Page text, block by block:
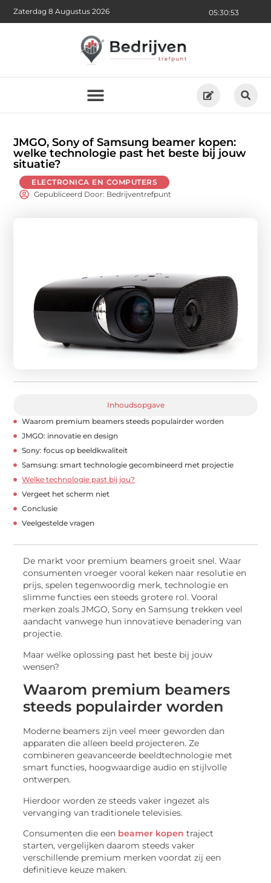
05:30:55
Zaterdag 8 Augustus 2026
JMGO, Sony of Samsung beamer kopen:
welke technologie past het beste bij jouw
situatie?
ELECTRONICA EN COMPUTERS
Gepubliceerd Door: Bedrijventrefpunt
Inhoudsopgave
Waarom premium beamers steeds populairder worden
JMGO: innovatie en design
Sony: focus op beeldkwaliteit
Samsung: smart technologie gecombineerd met projectie
Welke technologie past bij jou?
Vergeet het scherm niet
Conclusie
Veelgestelde vragen
De markt voor premium beamers groeit snel. Waar
consumenten vroeger vooral keken naar resolutie en
prijs, spelen tegenwoordig merk, technologie en
slimme functies een steeds grotere rol. Vooral
merken zoals JMGO, Sony en Samsung trekken veel
aandacht vanwege hun innovatieve benadering van
projectie.
Maar welke oplossing past het beste bij jouw
wensen?
Waarom premium beamers
steeds populairder worden
Moderne beamers zijn veel meer geworden dan
apparaten die alleen beeld projecteren. Ze
combineren geavanceerde beeldtechnologie met
smart functies, hoogwaardige audio en stijlvolle
ontwerpen.
Hierdoor worden ze steeds vaker ingezet als
vervanging van traditionele televisies.
Consumenten die een beamer kopen traject
starten, vergelijken daarom steeds vaker
verschillende premium merken voordat zij een
definitieve keuze maken.